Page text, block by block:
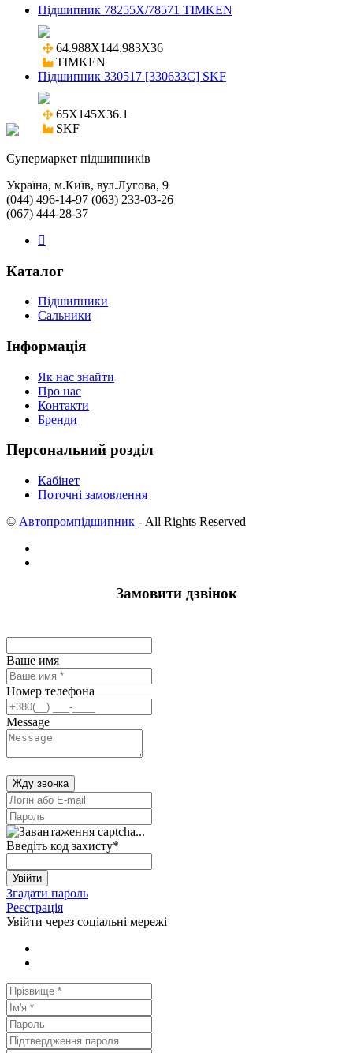
Підшипник 78255X/78571 TIMKEN
64.988X144.983X36
TIMKEN
Підшипник 330517 [330633C] SKF
65X145X36.1
SKF
Cупермаркет підшипників
Україна, м.Київ, вул.Лугова, 9
(044) 496-14-97 (063) 233-03-26
(067) 444-28-37
Каталог
Підшипники
Сальники
Інформація
Як нас знайти
Про нас
Контакти
Бренди
Персональний розділ
Кабінет
Поточні замовлення
© Автопромпідшипник - All Rights Reserved
Замовити дзвінок
Ваше имя
Номер телефона
Message
Жду звонка
Введіть код захисту*
Увійти
Згадати пароль
Реєстрація
Увійти через соціальні мережі